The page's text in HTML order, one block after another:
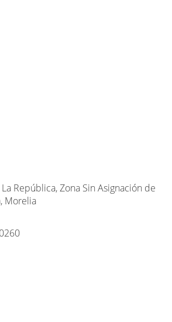
República, Zona Sin Asignación de
Morelia